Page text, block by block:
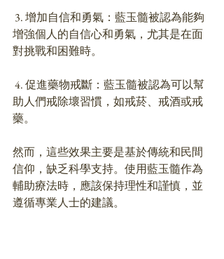
增強個人的自信心和勇氣，尤其是在面
對挑戰和困難時。
助人們戒除壞習慣，如戒菸、戒酒或戒
藥。
然而，這些效果主要是基於傳統和民間
信仰，缺乏科學支持。使用藍玉髓作為
輔助療法時，應該保持理性和謹慎，並
遵循專業人士的建議。